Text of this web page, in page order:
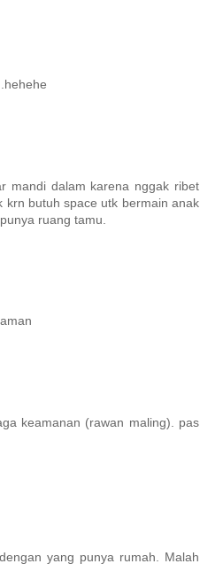
mandi dalam karena nggak ribet
krn butuh space utk bermain anak
ruang tamu.
keamanan (rawan maling). pas
yang punya rumah. Malah